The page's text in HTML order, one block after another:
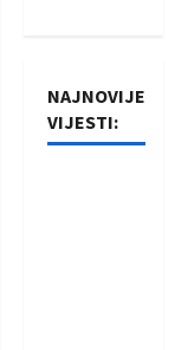
NAJNOVIJE
VIJESTI: